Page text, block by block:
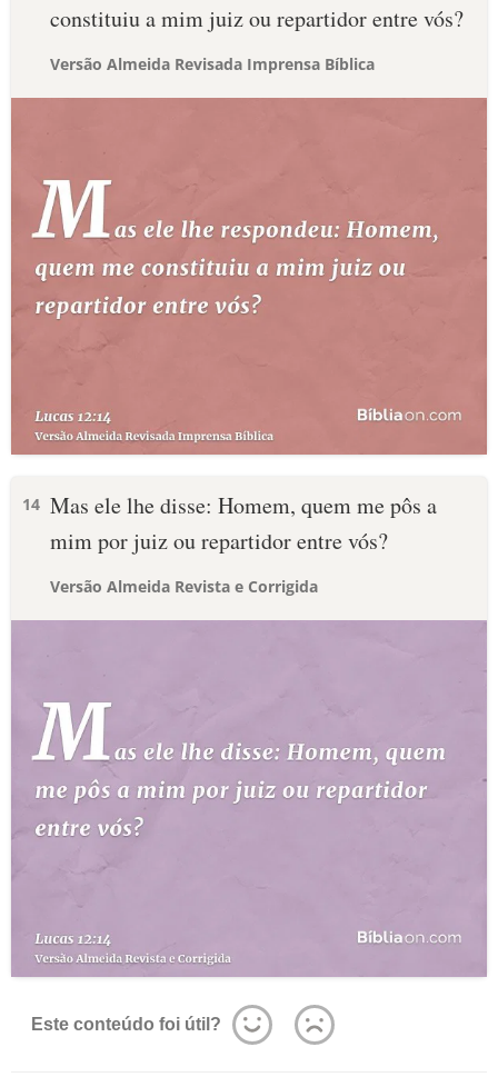
constituiu a mim juiz ou repartidor entre vós?
Versão Almeida Revisada Imprensa Bíblica
14 Mas ele lhe disse: Homem, quem me pôs a
mim por juiz ou repartidor entre vós?
Versão Almeida Revista e Corrigida
Este conteúdo foi útil?